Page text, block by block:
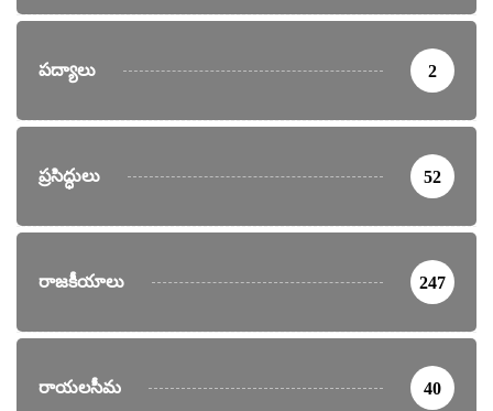
పద్యాలు 2
ప్రసిద్ధులు 52
రాజకీయాలు 247
రాయలసీమ 40